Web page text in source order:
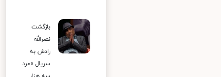
بازگشت
نصرالله
رادش به
سریال «مرد